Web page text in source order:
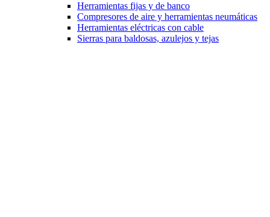
Herramientas fijas y de banco
Compresores de aire y herramientas neumáticas
Herramientas eléctricas con cable
Sierras para baldosas, azulejos y tejas